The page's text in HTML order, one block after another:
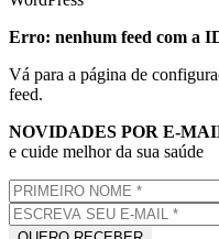
Erro: nenhum feed com a
Vá para a página de
feed.
NOVIDADES POR E-
e cuide melhor da sua saúde